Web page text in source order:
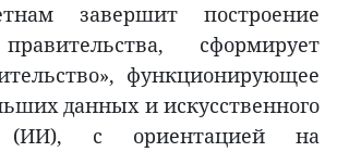
завершит построение
сформирует
функционирующее
данных и искусственного
(ИИ), с ориентацией на